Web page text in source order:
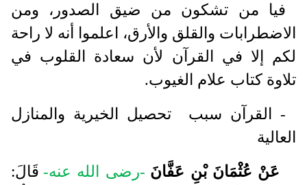
فيا من تشكون من ضيق الصدور، ومن
الاضطرابات والقلق والأرق، اعلموا أنه لا راحة
لكم إلا في القرآن لأن سعادة القلوب في
تلاوة كتاب علام الغيوب.
- القرآن سبب تحصيل الخيرية والمنازل
العالية
عَنْ عُثْمَانَ بْنِ عَفَّانَ -رضى الله عنه- قَالَ: